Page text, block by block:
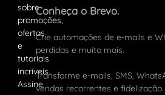
Conheça o Brevo.
Crie automações de e-mails e
perdidas e muito mais.
Transforme e-mails, SMS,
vendas recorrentes e